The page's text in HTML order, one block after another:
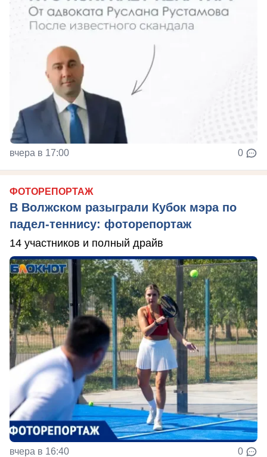
вчера в 17:00 0
ФОТОРЕПОРТАЖ
В Волжском разыграли Кубок мэра по
падел-теннису: фоторепортаж
14 участников и полный драйв
вчера в 16:40 0